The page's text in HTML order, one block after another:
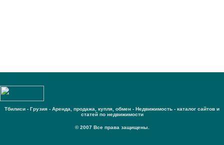
Тбилиси - Грузия - Аренда, продажа, купля, обмен - Недвижимость - каталог сайтов и
статей по недвижимости
© 2007 Все права защищены.